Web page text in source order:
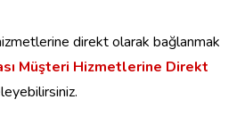
direkt olarak bağlanmak
Müşteri Hizmetlerine Direkt